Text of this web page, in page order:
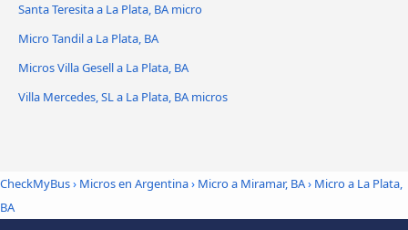
Santa Teresita a La Plata, BA micro
Micro Tandil a La Plata, BA
Micros Villa Gesell a La Plata, BA
Villa Mercedes, SL a La Plata, BA micros
CheckMyBus› Micros en Argentina› Micro a Miramar, BA› Micro a La Plata,
BA